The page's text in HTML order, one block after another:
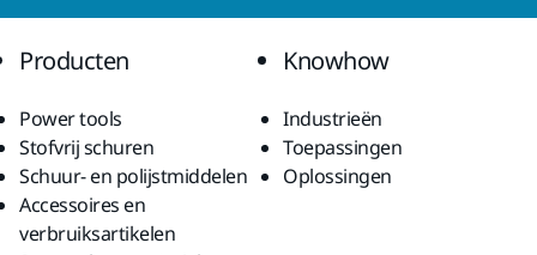
Producten
Power tools
Stofvrij schuren
Schuur- en polijstmiddelen
Accessoires en
verbruiksartikelen
Knowhow
Industrieën
Toepassingen
Oplossingen